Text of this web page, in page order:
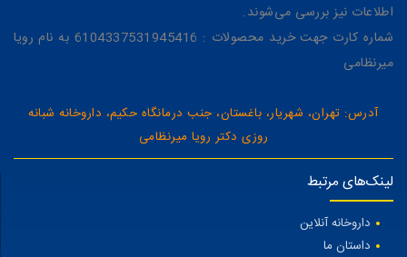
اطلاعات نیز بررسی می‌شوند.
شماره کارت جهت خرید محصولات : 6104337531945416 به نام رویا
میرنظامی
آدرس: تهران، شهریار، باغستان، جنب درمانگاه حکیم، داروخانه شبانه
روزی دکتر رویا میرنظامی
لینک‌های مرتبط
داروخانه آنلاین
داستان ما